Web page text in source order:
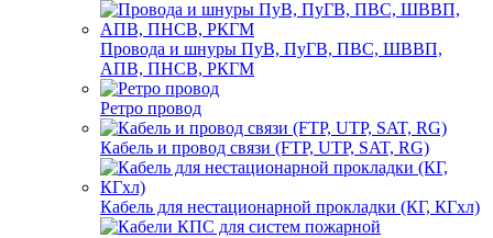
Провода и шнуры ПуВ, ПуГВ, ПВС, ШВВП,
АПВ, ПНСВ, РКГМ
Ретро провод
Кабель и провод связи (FTP, UTP, SAT, RG)
Кабель для нестационарной прокладки (КГ, КГхл)